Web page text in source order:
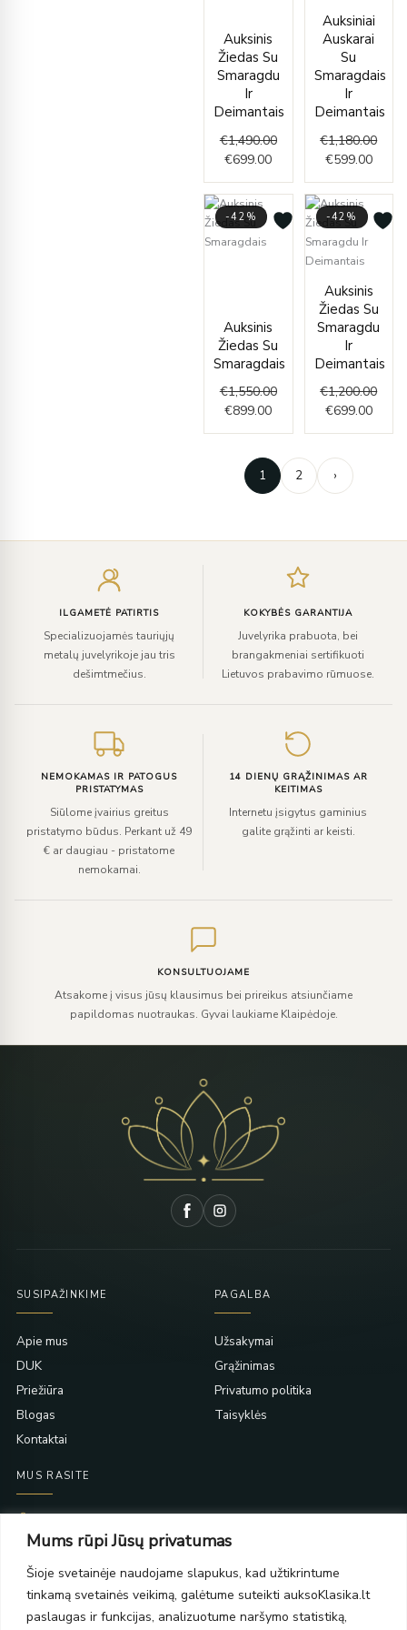
Mums rūpi Jūsų privatumas
Šioje svetainėje naudojame slapukus, kad užtikrintume
tinkamą svetainės veikimą, galėtume suteikti auksoKlasika.lt
paslaugas ir funkcijas, analizuotume naršymo statistiką,
Auksinis
Žiedas Su
Smaragdu
Ir
Deimantais
€1,490.00
€1,490.00.
€699.00
is:
€699.00.
Auksiniai
Auskarai
Su
Smaragdais
Ir
Deimantais
€1,180.00
€599.00
price
is:
-42%
Auksinis
Žiedas Su
Smaragdais
€1,550.00
Original
€1,550.00.
€899.00
Current
€899.00.
-42%
Auksinis
Žiedas Su
Smaragdu
Ir
Deimantais
€1,200.00
was:
€699.00
price
is:
1 2 ›
ILGAMETĖ PATIRTIS
Specializuojamės tauriųjų
metalų juvelyrikoje jau tris
dešimtmečius.
KOKYBĖS GARANTIJA
Juvelyrika prabuota, bei
brangakmeniai sertifikuoti
Lietuvos prabavimo rūmuose.
NEMOKAMAS IR PATOGUS
PRISTATYMAS
Siūlome įvairius greitus
pristatymo būdus. Perkant už 49
€ ar daugiau - pristatome
nemokamai.
14 DIENŲ GRĄŽINIMAS AR
KEITIMAS
Internetu įsigytus gaminius
galite grąžinti ar keisti.
KONSULTUOJAME
Atsakome į visus jūsų klausimus bei prireikus atsiunčiame
papildomas nuotraukas. Gyvai laukiame Klaipėdoje.
SUSIPAŽINKIME
Apie mus
DUK
Priežiūra
Blogas
Kontaktai
PAGALBA
Užsakymai
Grąžinimas
Privatumo politika
Taisyklės
MUS RASITE
PC Molas, Klaipėda
PC BIG 2, Klaipėda
Šilutės pl. 35
PC Banginis, Klaipėda